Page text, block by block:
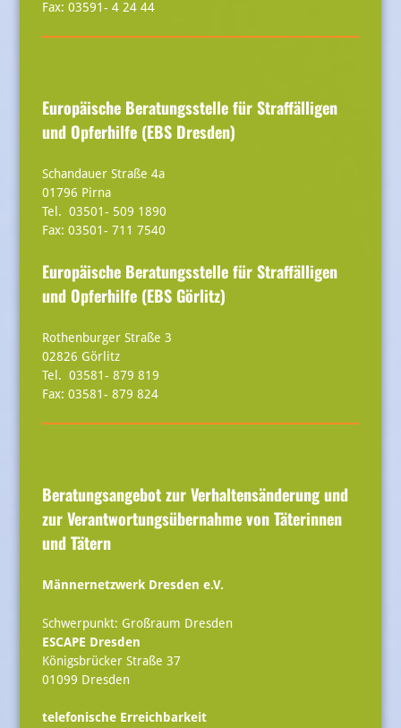
Fax: 03591- 4 24 44
Europäische Beratungsstelle für Straffälligen
und Opferhilfe (EBS Dresden)
Schandauer Straße 4a
01796 Pirna
Tel. 03501- 509 1890
Fax: 03501- 711 7540
Europäische Beratungsstelle für Straffälligen
und Opferhilfe (EBS Görlitz)
Rothenburger Straße 3
02826 Görlitz
Tel. 03581- 879 819
Fax: 03581- 879 824
Beratungsangebot zur Verhaltensänderung und
zur Verantwortungsübernahme von Täterinnen
und Tätern
Männernetzwerk Dresden e.V.
Schwerpunkt: Großraum Dresden
ESCAPE Dresden
Königsbrücker Straße 37
01099 Dresden
telefonische Erreichbarkeit